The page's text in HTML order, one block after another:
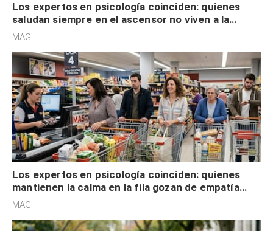
Los expertos en psicología coinciden: quienes
saludan siempre en el ascensor no viven a la
defensiva y tienen apertura social
MAG.
Los expertos en psicología coinciden: quienes
mantienen la calma en la fila gozan de empatía
cognitiva, gratitud y no solo tienen autocontrol
MAG.